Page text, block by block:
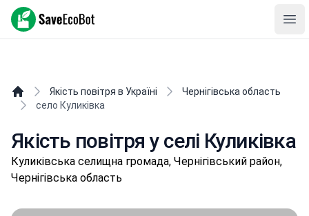
SaveEcoBot
Якість повітря в Україні
Чернігівська область
село Куликівка
Якість повітря у селі Куликівка
Куликівськa селищнa громада, Чернігівський район,
Чернігівська область